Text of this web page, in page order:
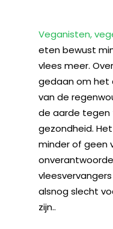
Veganisten,
eten bewust
vlees meer.
gedaan om het
van de
de aarde tegen
gezondheid.
minder of geen
alsnog slecht
zijn..